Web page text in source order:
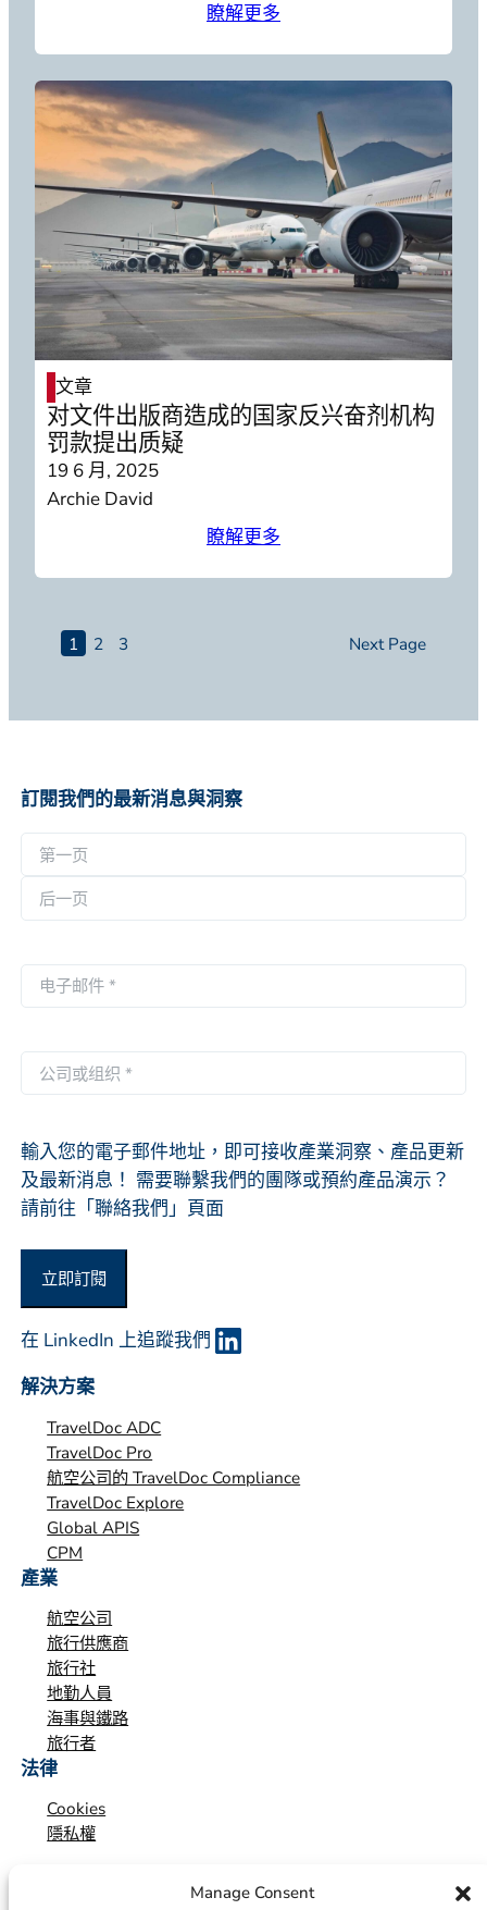
Manage Consent
瞭解更多
文章
对文件出版商造成的国家反兴奋剂机构
罚款提出质疑
19 6 月, 2025
Archie David
瞭解更多
1 2 3 Next Page
訂閱我們的最新消息與洞察
称
一
一
子
件
*
司
组
织
*
輸入您的電子郵件地址，即可接收產業洞察、產品更新
及最新消息！ 需要聯繫我們的團隊或預約產品演示？
請前往「聯絡我們」頁面
立即訂閱
在 LinkedIn 上追蹤我們
解決方案
TravelDoc ADC
TravelDoc Pro
航空公司的 TravelDoc Compliance
TravelDoc Explore
Global APIS
CPM
產業
航空公司
旅行供應商
旅行社
地勤人員
海事與鐵路
旅行者
法律
Cookies
隱私權